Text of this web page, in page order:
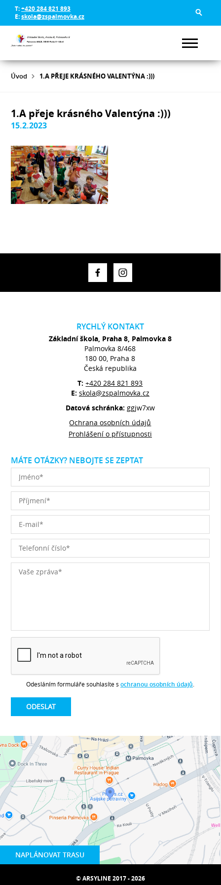
T:+420 284 821 893
E:skola@zspalmovka.cz
Úvod 1.A PŘEJE KRÁSNÉHO VALENTÝNA :)))
1.A přeje krásného Valentýna :)))
15.2.2023
NAPLÁNOVAT TRASU
RYCHLÝ KONTAKT
Základní škola, Praha 8, Palmovka 8
Palmovka 8/468
180 00, Praha 8
Česká republika
T:+420 284 821 893
E: skola@zspalmovka.cz
Datová schránka: ggjw7xw
Ochrana osobních údajů
Prohlášení o přístupnosti
MÁTE OTÁZKY? NEBOJTE SE ZEPTAT
Odesláním formuláře souhlasíte s ochranou osobních údajů
© ARSYLINE 2017 - 2026